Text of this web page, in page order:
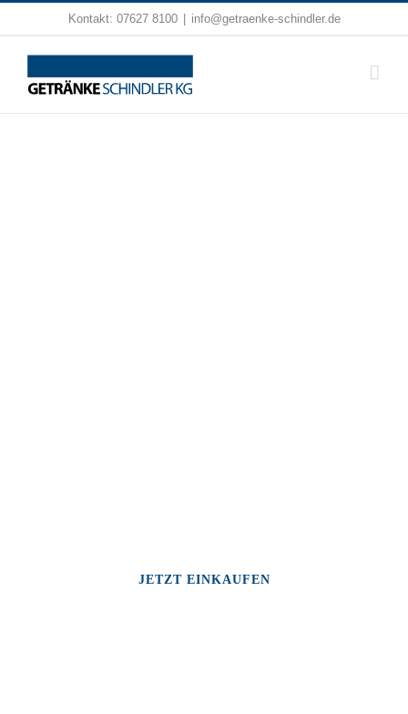
Kontakt: 07627 8100 info@getraenke-schindler.de
JETZT EINKAUFEN